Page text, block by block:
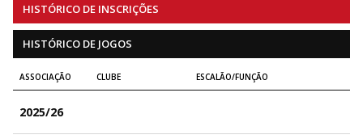
HISTÓRICO DE INSCRIÇÕES
HISTÓRICO DE JOGOS
ASSOCIAÇÃO CLUBE ESCALÃO/FUNÇÃO
2025/26